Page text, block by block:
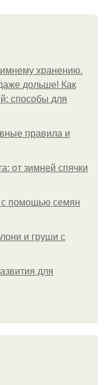
хранению.
дольше! Как
способы для
правила и
от зимней спячки
с помощью семян
и груши с
для